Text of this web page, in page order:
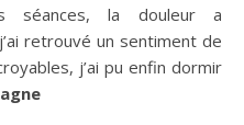
séances, la douleur a
retrouvé un sentiment de
j’ai pu enfin dormir